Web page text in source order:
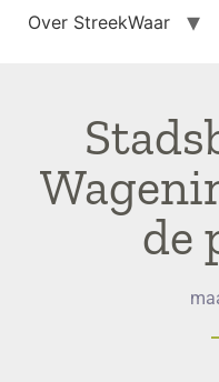
Over StreekWaar
de